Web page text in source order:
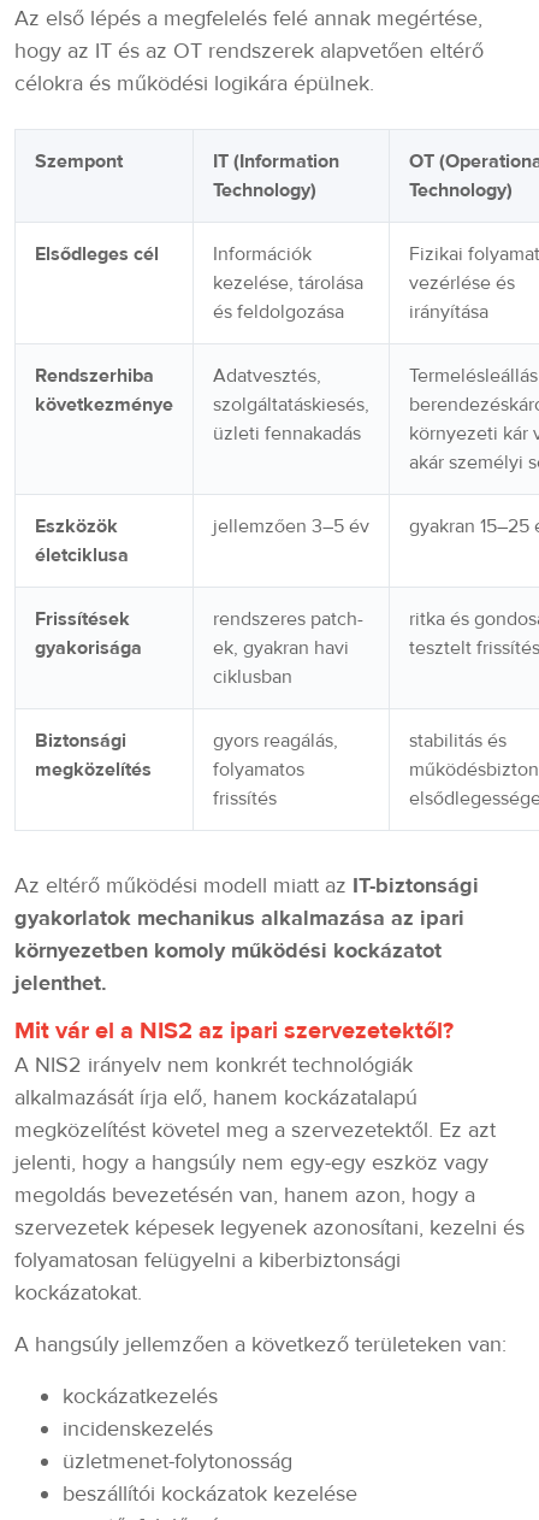
Az első lépés a megfelelés felé annak megértése,
hogy az IT és az OT rendszerek alapvetően eltérő
célokra és működési logikára épülnek.
Szempont
IT (Information
Technology)
OT
Technology)
Elsődleges cél
Információk
kezelése, tárolása
és feldolgozása
Fizikai
vezérlése és
irányítása
Rendszerhiba
következménye
Adatvesztés,
szolgáltatáskiesés,
üzleti fennakadás
környezeti kár
akár személyi
Eszközök
életciklusa
jellemzően 3–5 év gyakran 15–25
Frissítések
gyakorisága
rendszeres patch-
ek, gyakran havi
ciklusban
ritka és
tesztelt
Biztonsági
megközelítés
gyors reagálás,
folyamatos
frissítés
stabilitás és
Az eltérő működési modell miatt az IT-biztonsági
gyakorlatok mechanikus alkalmazása az ipari
környezetben komoly működési kockázatot
jelenthet.
Mit vár el a NIS2 az ipari szervezetektől?
A NIS2 irányelv nem konkrét technológiák
alkalmazását írja elő, hanem kockázatalapú
megközelítést követel meg a szervezetektől. Ez azt
jelenti, hogy a hangsúly nem egy-egy eszköz vagy
megoldás bevezetésén van, hanem azon, hogy a
szervezetek képesek legyenek azonosítani, kezelni és
folyamatosan felügyelni a kiberbiztonsági
kockázatokat.
A hangsúly jellemzően a következő területeken van:
kockázatkezelés
incidenskezelés
üzletmenet-folytonosság
beszállítói kockázatok kezelése